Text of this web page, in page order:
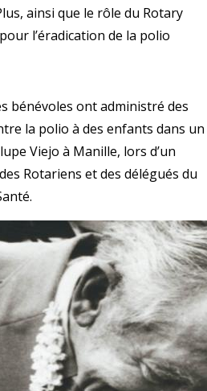
ainsi que le rôle du Rotary
l’éradication de la polio
bénévoles ont administré des
la polio à des enfants dans un
Viejo à Manille, lors d’un
Rotariens et des délégués du